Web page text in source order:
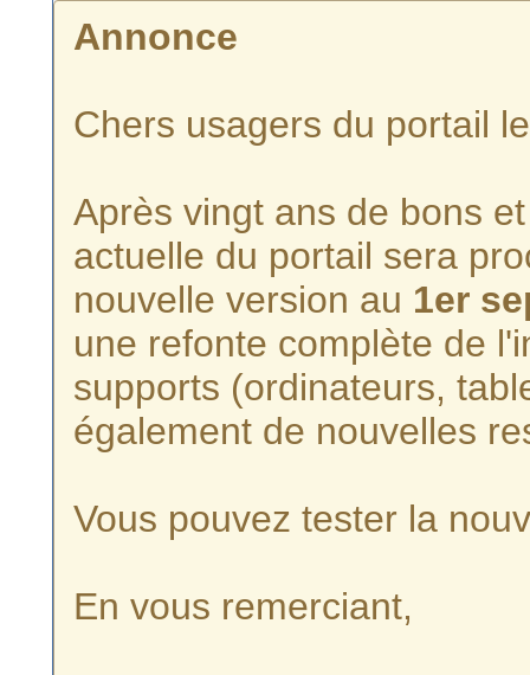
Annonce
Chers usagers du portail
Après vingt ans de bons
actuelle du portail sera
nouvelle version au 1er
une refonte complète de
supports (ordinateurs,
également de nouvelles
Vous pouvez tester la
En vous remerciant,